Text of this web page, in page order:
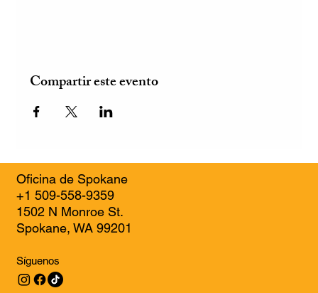
Compartir este evento
Oficina de Spokane
+1 509-558-9359
1502 N Monroe St.
Spokane, WA 99201
Síguenos